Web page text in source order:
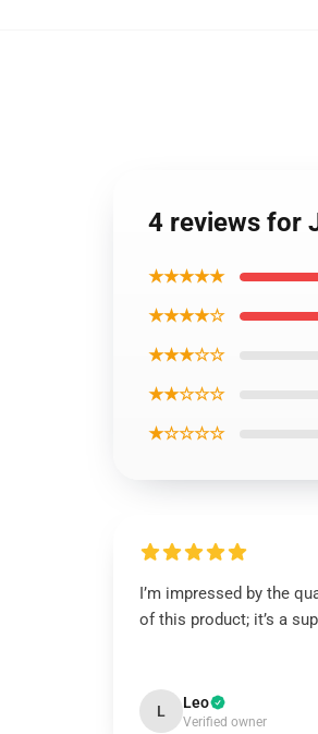
4 reviews for
★★★★★
★★★★☆
★★★☆☆
★★☆☆☆
★☆☆☆☆
I’m impressed by the
of this product; it’s a
L Leo
Verified owner